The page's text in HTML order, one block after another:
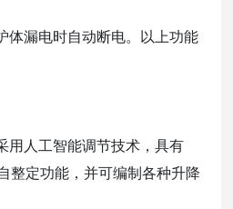
体漏电时自动断电。以上功能
用人工智能调节技术，具有
整定功能，并可编制各种升降